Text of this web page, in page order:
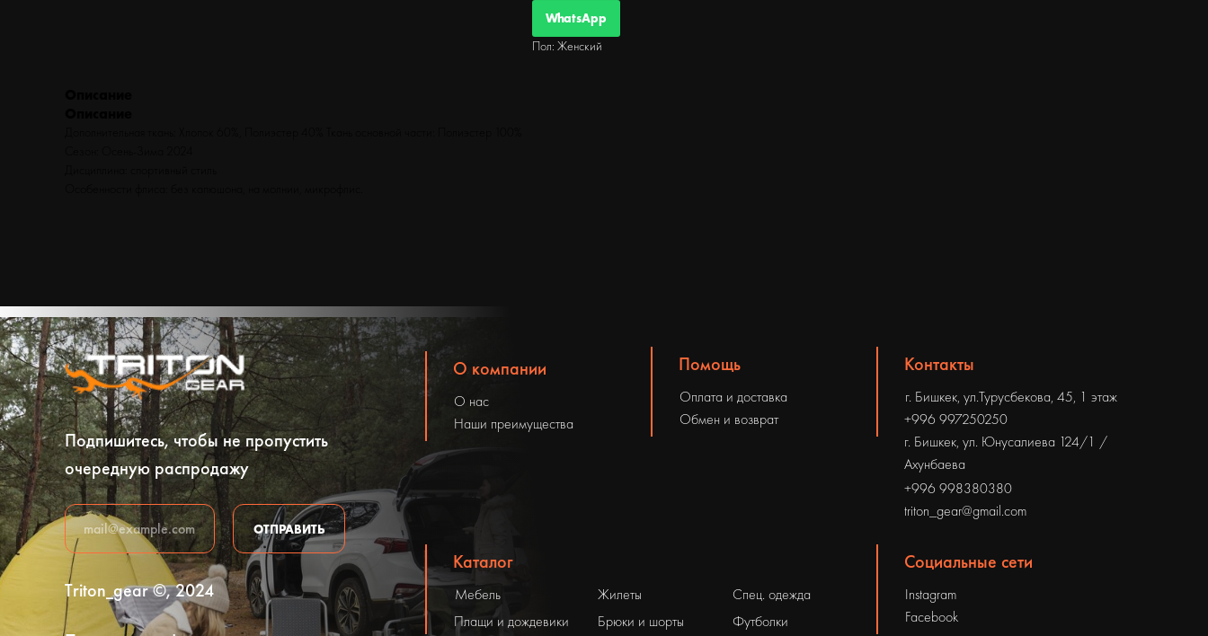
WhatsApp
Пол: Женский
Подпишитесь, чтобы не пропустить
очередную распродажу
Triton_gear ©, 2024
ОТПРАВИТЬ
О компании
О нас
Наши преимущества
Помощь
Оплата и доставка
Обмен и возврат
Контакты
г. Бишкек, ул.Турусбекова, 45, 1 этаж
г. Бишкек, ул. Юнусалиева 124/1 /
Ахунбаева
+996 998380380
triton_gear@gmail.com
+996 997250250
Жилеты
Каталог
Плащи и дождевики
Мебель
Брюки и шорты
Спец. одежда
Футболки
Социальные сети
Instagram
Facebook